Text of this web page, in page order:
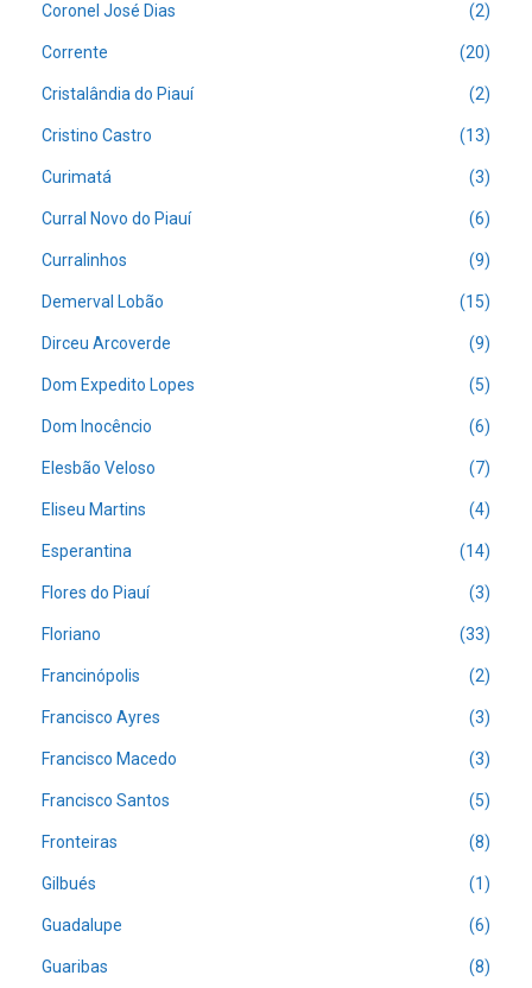
Coronel José Dias (2)
Corrente (20)
Cristalândia do Piauí (2)
Cristino Castro (13)
Curimatá (3)
Curral Novo do Piauí (6)
Curralinhos (9)
Demerval Lobão (15)
Dirceu Arcoverde (9)
Dom Expedito Lopes (5)
Dom Inocêncio (6)
Elesbão Veloso (7)
Eliseu Martins (4)
Esperantina (14)
Flores do Piauí (3)
Floriano (33)
Francinópolis (2)
Francisco Ayres (3)
Francisco Macedo (3)
Francisco Santos (5)
Fronteiras (8)
Gilbués (1)
Guadalupe (6)
Guaribas (8)